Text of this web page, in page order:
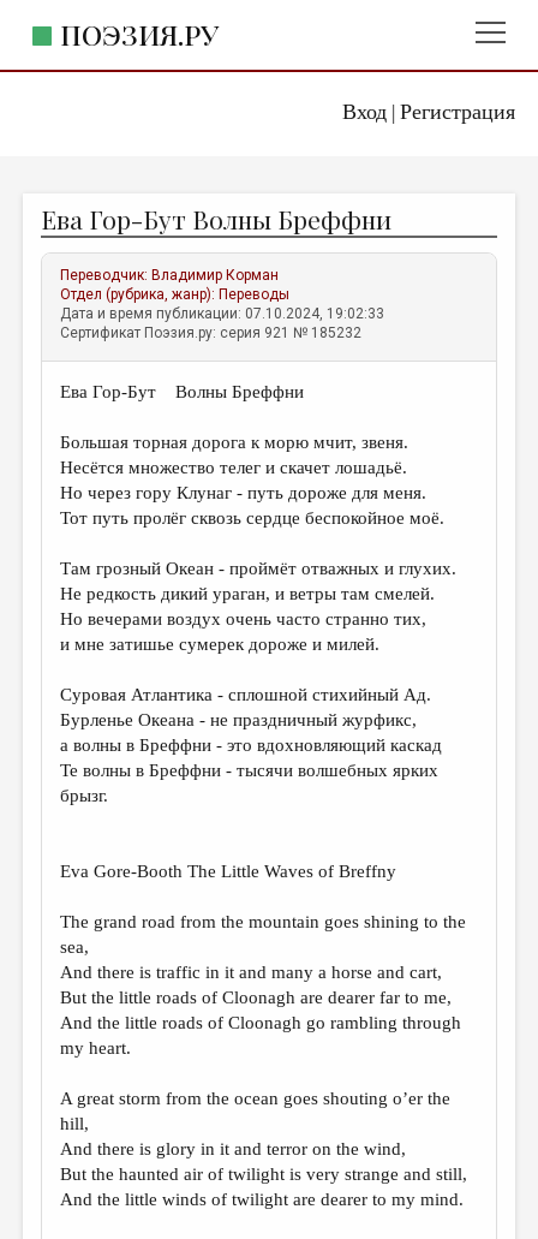
Вход| Регистрация
ПОЭЗИЯ.РУ
ЖАНРЫ
АВТОРЫ
КОММЕНТАРИИ
ЛИТСАЛОН
НОВОСТИ
ПРАВИЛА САЙТА
ОТДЕЛЫ И РУБРИКИ
ИЗБРАННОЕ
ДАЙДЖЕСТ
ПРОИЗВЕДЕНИЯ
ПЕРЕВОДЫ
КОНКУРСЫ
ДЕТСКАЯ КОМНАТА
КНИЖНАЯ ПОЛКА
СТРАНИЦЫ ПАМЯТИ
ОБЪЯВЛЕНИЯ
КОЛОНКА РЕДАКТОРА
РЕДКОЛЛЕГИЯ
ОТ РЕДАКЦИИ
ЭССЕИСТИКА
ЛИТЕРАТУРОВЕДЕНИЕ
КУЛЬТУРОВЕДЕНИЕ
Ева Гор-Бут Волны Бреффни
Переводчик: Владимир Корман
Отдел (рубрика, жанр): Переводы
Дата и время публикации: 07.10.2024, 19:02:33
Сертификат Поэзия.ру: серия 921 № 185232
Eва Гор-Бут Волны Бреффни
Большая торная дорога к морю мчит, звеня.
Несётся множество телег и скачет лошадьё.
Но через гору Клунаг - путь дороже для меня.
Тот путь пролёг сквозь сердце беспокойное моё.
Там грозный Океан - проймёт отважных и глухих.
Не редкость дикий ураган, и ветры там смелей.
Но вечерами воздух очень часто странно тих,
и мне затишье сумерек дороже и милей.
Суровая Атлантика - сплошной стихийный Ад.
Бурленье Океана - не праздничный журфикс,
а волны в Бреффни - это вдохновляющий каскад
Те волны в Бреффни - тысячи волшебных ярких
брызг.
Eva Gore-Booth The Little Waves of Breffny
The grand road from the mountain goes shining to the
sea,
And there is traffic in it and many a horse and cart,
But the little roads of Cloonagh are dearer far to me,
And the little roads of Cloonagh go rambling through
my heart.
A great storm from the ocean goes shouting o’er the
hill,
And there is glory in it and terror on the wind,
But the haunted air of twilight is very strange and still,
And the little winds of twilight are dearer to my mind.